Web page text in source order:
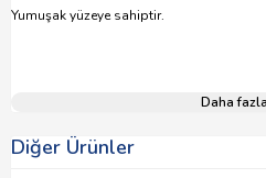
Yumuşak yüzeye sahiptir.
Daha
Diğer Ürünler